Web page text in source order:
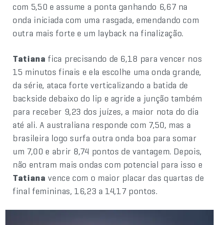
com 5,50 e assume a ponta ganhando 6,67 na
onda iniciada com uma rasgada, emendando com
outra mais forte e um layback na finalização.
Tatiana fica precisando de 6,18 para vencer nos
15 minutos finais e ela escolhe uma onda grande,
da série, ataca forte verticalizando a batida de
backside debaixo do lip e agride a junção também
para receber 9,23 dos juízes, a maior nota do dia
até ali. A australiana responde com 7,50, mas a
brasileira logo surfa outra onda boa para somar
um 7,00 e abrir 8,74 pontos de vantagem. Depois,
não entram mais ondas com potencial para isso e
Tatiana vence com o maior placar das quartas de
final femininas, 16,23 a 14,17 pontos.